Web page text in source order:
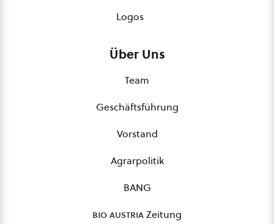
Logos
Über Uns
Team
Geschäftsführung
Vorstand
Agrarpolitik
BANG
bio austriaZeitung